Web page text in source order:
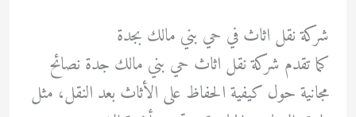
شركة نقل اثاث في حي بني مالك بجدة
كما تقدم شركة نقل اثاث حي بني مالك جدة نصائح
مجانية حول كيفية الحفاظ على الأثاث بعد النقل، مثل